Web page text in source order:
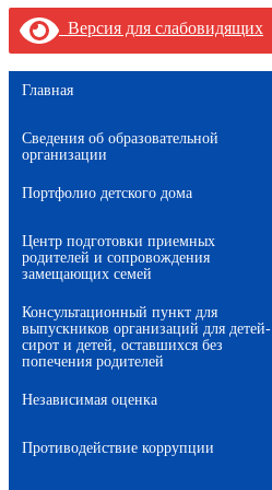
Версия для слабовидящих
Главная
Сведения об образовательной
организации
Портфолио детского дома
Центр подготовки приемных
родителей и сопровождения
замещающих семей
Консультационный пункт для
выпускников организаций для детей-
сирот и детей, оставшихся без
попечения родителей
Независимая оценка
Противодействие коррупции